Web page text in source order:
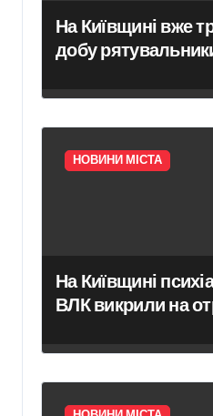
На Київщині вже
добу
російського удару
НОВИНИ МІСТА
На Київщині
ВЛК викрили на